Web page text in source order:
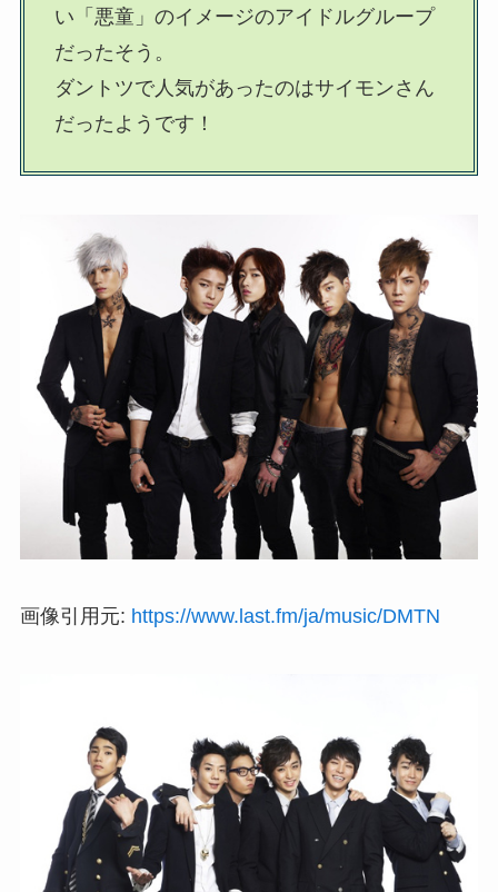
い「悪童」のイメージのアイドルグループ
だったそう。
ダントツで人気があったのはサイモンさん
だったようです！
画像引用元: https://www.last.fm/ja/music/DMTN